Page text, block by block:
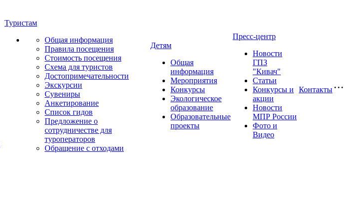
Туристам
Общая информация
Правила посещения
Стоимость посещения
Схема для туристов
Достопримечательности
Экскурсии
Сувениры
Анкетирование
Список гидов
Предложение о
сотрудничестве для
туроператоров
Обращение с отходами
Детям
Общая
информация
Мероприятия
Конкурсы
Экологическое
образование
Образовательные
проекты
Пресс-центр
Новости
ГПЗ
"Кивач"
Статьи
Конкурсы и
акции
Новости
МПР России
Фото и
Видео
Контакты